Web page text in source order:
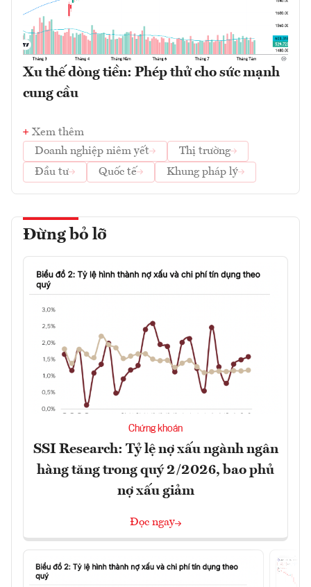
Xu thế dòng tiền: Phép thử cho sức mạnh
cung cầu
Xem thêm
Doanh nghiệp niêm yết
Thị trường
Đầu tư
Quốc tế Khung pháp lý
Đừng bỏ lỡ
Chứng khoán
SSI Research: Tỷ lệ nợ xấu ngành ngân
hàng tăng trong quý 2/2026, bao phủ
nợ xấu giảm
Đọc ngay